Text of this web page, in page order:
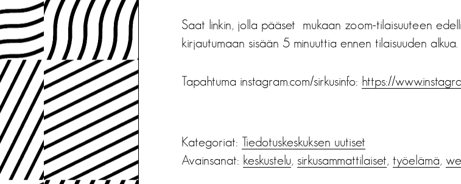
Saat linkin, jolla pääset mukaan zoom-tilaisuuteen
kirjautumaan sisään 5 minuuttia ennen tilaisuuden alkua.
Tapahtuma instagram.com/sirkusinfo: https://
Kategoriat: Tiedotus­keskuksen uutiset
Avainsanat: keskustelu, sirkusammattilaiset, työelämä,